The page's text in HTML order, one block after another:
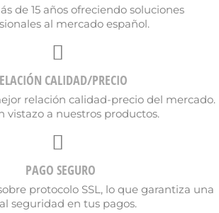
de 15 años ofreciendo soluciones
al mercado español.
CALIDAD/PRECIO
relación calidad-precio del mercado.
vistazo a nuestros productos.
PAGO SEGURO
protocolo SSL, lo que garantiza una
seguridad en tus pagos.